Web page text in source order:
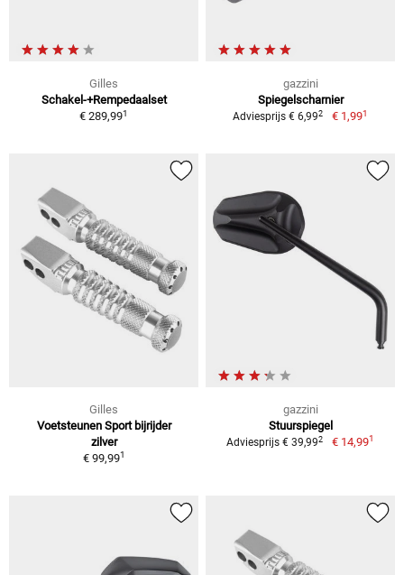
Gilles
Schakel-+Rempedaalset
€ 289,991
gazzini
Spiegelscharnier
Adviesprijs € 6,992 € 1,991
Gilles
Voetsteunen Sport bijrijder
zilver
€ 99,991
gazzini
Stuurspiegel
Adviesprijs € 39,992 € 14,991